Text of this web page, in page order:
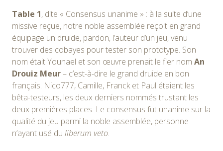
Table 1, dite « Consensus unanime » : à la suite d’une
missive reçue, notre noble assemblée reçoit en grand
équipage un druide, pardon, l’auteur d’un jeu, venu
trouver des cobayes pour tester son prototype. Son
nom était Younael et son œuvre prenait le fier nom An
Drouiz Meur– c’est-à-dire le grand druide en bon
français. Nico777, Camille, Franck et Paul étaient les
bêta-testeurs, les deux derniers nommés trustant les
deux premières places. Le consensus fut unanime sur la
qualité du jeu parmi la noble assemblée, personne
n’ayant usé du liberum veto.